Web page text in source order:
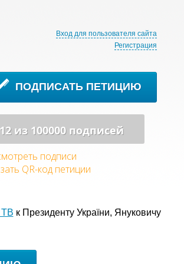
Вход для пользователя сайта
Регистрация
ПОДПИСАТЬ ПЕТИЦИЮ
из 100000 подписей
подписи
QR-код петиции
ТВ к Президенту України, Януковичу